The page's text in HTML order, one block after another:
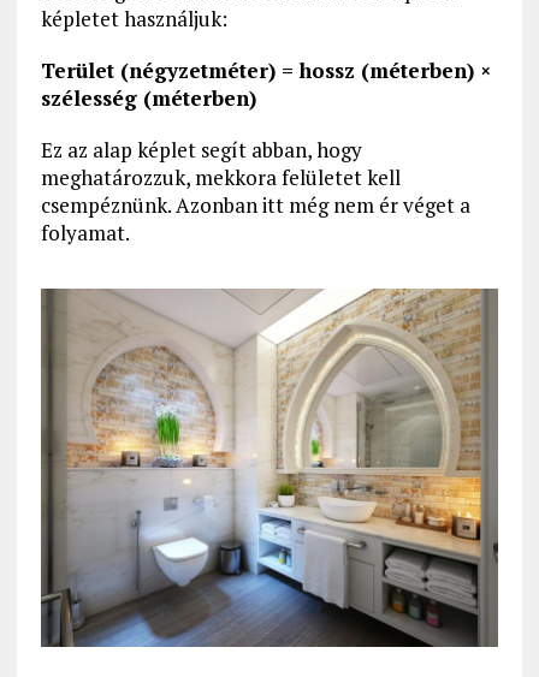
képletet használjuk:
Terület (négyzetméter) = hossz (méterben) ×
szélesség (méterben)
Ez az alap képlet segít abban, hogy
meghatározzuk, mekkora felületet kell
csempéznünk. Azonban itt még nem ér véget a
folyamat.